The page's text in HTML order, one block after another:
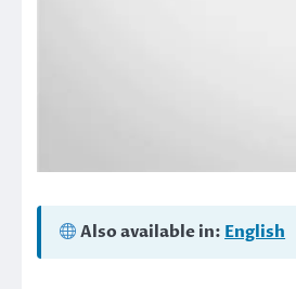
Also available in: English